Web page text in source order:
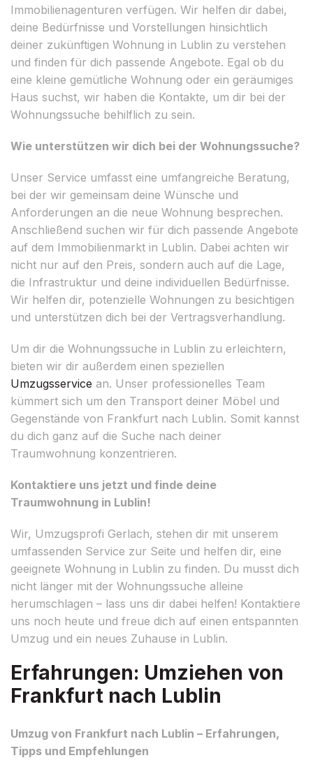
Immobilienagenturen verfügen. Wir helfen dir dabei,
deine Bedürfnisse und Vorstellungen hinsichtlich
deiner zukünftigen Wohnung in Lublin zu verstehen
und finden für dich passende Angebote. Egal ob du
eine kleine gemütliche Wohnung oder ein geräumiges
Haus suchst, wir haben die Kontakte, um dir bei der
Wohnungssuche behilflich zu sein.
Wie unterstützen wir dich bei der Wohnungssuche?
Unser Service umfasst eine umfangreiche Beratung,
bei der wir gemeinsam deine Wünsche und
Anforderungen an die neue Wohnung besprechen.
Anschließend suchen wir für dich passende Angebote
auf dem Immobilienmarkt in Lublin. Dabei achten wir
nicht nur auf den Preis, sondern auch auf die Lage,
die Infrastruktur und deine individuellen Bedürfnisse.
Wir helfen dir, potenzielle Wohnungen zu besichtigen
und unterstützen dich bei der Vertragsverhandlung.
Um dir die Wohnungssuche in Lublin zu erleichtern,
bieten wir dir außerdem einen speziellen
Umzugsservice an. Unser professionelles Team
kümmert sich um den Transport deiner Möbel und
Gegenstände von Frankfurt nach Lublin. Somit kannst
du dich ganz auf die Suche nach deiner
Traumwohnung konzentrieren.
Kontaktiere uns jetzt und finde deine
Traumwohnung in Lublin!
Wir, Umzugsprofi Gerlach, stehen dir mit unserem
umfassenden Service zur Seite und helfen dir, eine
geeignete Wohnung in Lublin zu finden. Du musst dich
nicht länger mit der Wohnungssuche alleine
herumschlagen – lass uns dir dabei helfen! Kontaktiere
uns noch heute und freue dich auf einen entspannten
Umzug und ein neues Zuhause in Lublin.
Erfahrungen: Umziehen von
Frankfurt nach Lublin
Umzug von Frankfurt nach Lublin – Erfahrungen,
Tipps und Empfehlungen